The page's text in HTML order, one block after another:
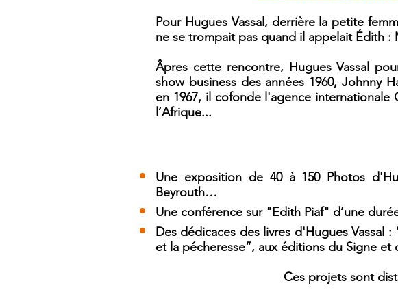
Pour Hugues Vassal, derrière la petite
ne se trompait pas quand il appelait Édith :
Âpres cette rencontre, Hugues Vassal
show business des années 1960, Johnny
en 1967, il cofonde l'agence internationale
l’Afrique...
Une expositionde 40 à 150 Photos
Beyrouth…
Une conférence sur "Edith Piaf" d’une
Des dédicaces des livres d'Hugues Vassal
et la pécheresse”, aux éditions du Signe
Ces projets sont